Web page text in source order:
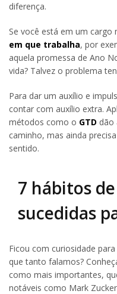
diferença.
Se você está em um cargo
em que trabalha, por
aquela promessa de Ano
vida? Talvez o problema
Para dar um auxílio e
contar com auxílio extra.
métodos como o GTD dão
caminho, mas ainda
sentido.
7 hábitos
sucedidas
Ficou com curiosidade
que tanto falamos?
como mais importantes,
notáveis como Mark